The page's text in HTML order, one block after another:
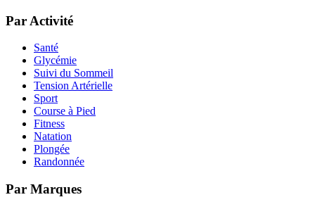
Par Activité
Santé
Glycémie
Suivi du Sommeil
Tension Artérielle
Sport
Course à Pied
Fitness
Natation
Plongée
Randonnée
Par Marques